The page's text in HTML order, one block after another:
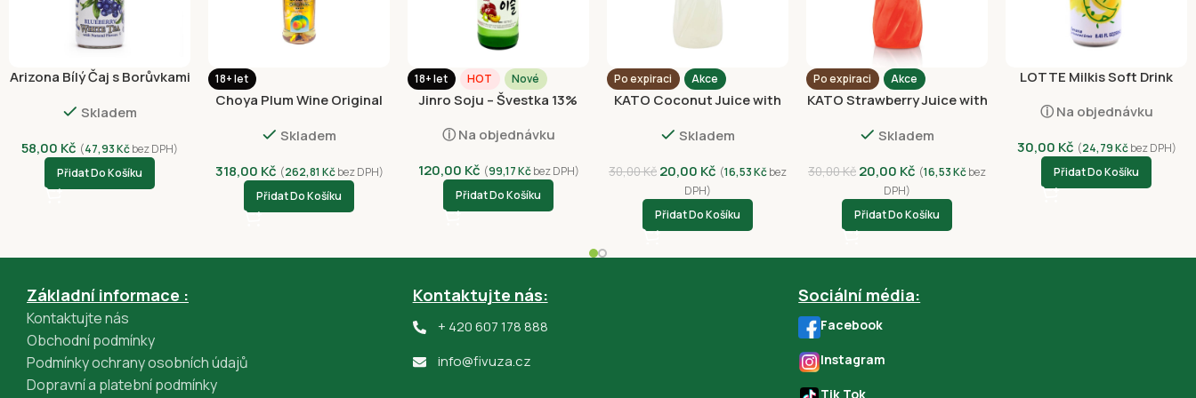
Arizona Bílý Čaj s Borůvkami
Skladem
58,00 Kč (47,93Kčbez DPH)
Přidat Do Košíku
18+ let
Choya Plum Wine Original
Skladem
318,00 Kč (262,81 Kčbez DPH)
Přidat Do Košíku
18+ let HOT Nové
Jinro Soju – Švestka 13%
ⓘ Na objednávku
120,00 Kč (99,17Kčbez DPH)
Přidat Do Košíku
Po expiraci Akce
KATO Coconut Juice with
Skladem
30,00Kč 20,00 Kč (16,53Kčbez
DPH)
Přidat Do Košíku
Po expiraci Akce
KATO Strawberry Juice with
Skladem
30,00Kč 20,00 Kč (16,53Kčbez
DPH)
Přidat Do Košíku
LOTTE Milkis Soft Drink
ⓘ Na objednávku
30,00 Kč (24,79Kčbez DPH)
Přidat Do Košíku
Základní informace :
Kontaktujte nás
Obchodní podmínky
Podmínky ochrany osobních údajů
Dopravní a platební podmínky
Kontaktujte nás:
+ 420 607 178 888
info@fivuza.cz
Sociální média:
Facebook
Instagram
Tik Tok